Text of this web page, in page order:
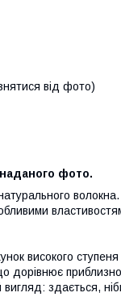
від фото)
фото.
високого ступеня
дорівнює приблизно
вигляд: здається,